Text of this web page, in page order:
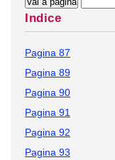
Indice
Pagina 87
Pagina 89
Pagina 90
Pagina 91
Pagina 92
Pagina 93